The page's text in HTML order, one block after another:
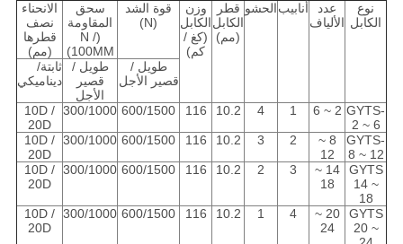
نوع
الكابل
عدد
الألياف
أنابيبالحشو قطر
الكابل
(مم)
وزن
الكابل
(كغ /
كم)
قوة الشد
(N)
سحق
المقاومة
(N /
100MM)
الانحناء
نصف
قطرها
(مم)
طويل /
قصير الأجل
طويل /
قصير
الأجل
ثابتة/
ديناميكي
GYTS-
2 ~ 6
2 ~ 6
1
4
10.2
116
600/1500
300/1000
10D /
20D
GYTS-
8 ~ 12
8 ~
12
2
3
10.2
116
600/1500
300/1000
10D /
20D
GYTS
14 ~
18
14 ~
18
3
2
10.2
116
600/1500
300/1000
10D /
20D
GYTS
20 ~
20 ~
24
4
1
10.2
116
600/1500
300/1000
10D /
20D